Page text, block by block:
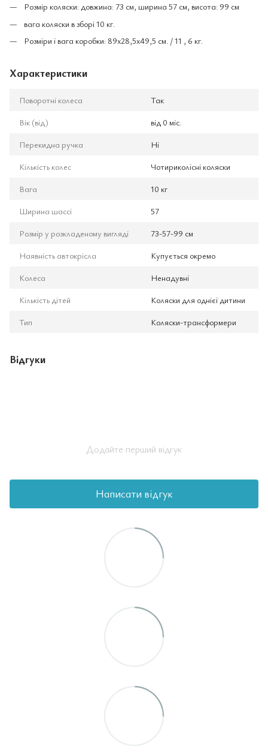
Розмір коляски: довжина: 73 см, ширина 57 см, висота: 99 см
вага коляски в зборі 10 кг.
Розміри і вага коробки: 89x28,5x49,5 см. / 11 , 6 кг.
Характеристики
Поворотні колеса
Так
Вік (від)
від 0 міс.
Перекидна ручка
Ні
Кількість колес
Чотириколісні коляски
Вага
10 кг
Ширина шассі
57
Розмір у розкладеному вигляді
73-57-99 см
Наявність автокрісла
Купується окремо
Колеса
Ненадувні
Кількість дітей
Коляски для однієї дитини
Тип
Коляски-трансформери
Відгуки
Додайте перший відгук
Написати відгук